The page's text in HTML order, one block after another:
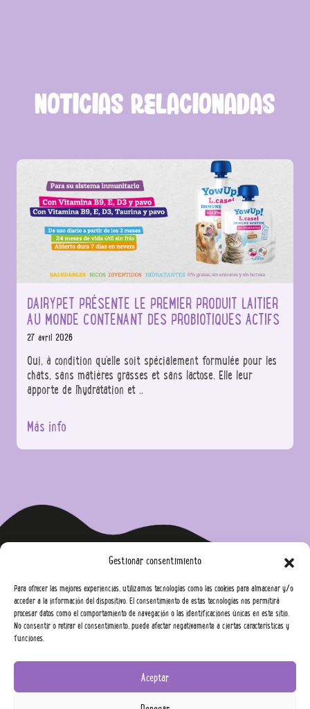
Gestionar consentimiento
Para ofrecer las mejores experiencias, utilizamos tecnologías como las cookies para almacenar y/o
acceder a la información del dispositivo. El consentimiento de estas tecnologías nos permitirá
procesar datos como el comportamiento de navegación o las identificaciones únicas en este sitio.
No consentir o retirar el consentimiento, puede afectar negativamente a ciertas características y
funciones.
Aceptar
NOTICIAS RELACIONADAS
DAIRYPET PRÉSENTE LE PREMIER PRODUIT LAITIER
AU MONDE CONTENANT DES PROBIOTIQUES ACTIFS
27 avril 2026
Oui, à condition qu'elle soit spécialement formulée pour les
chats, sans matières grasses et sans lactose. Elle leur
apporte de l'hydratation et ..
Más info